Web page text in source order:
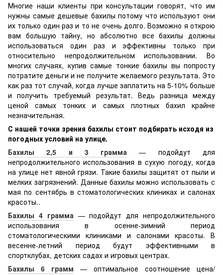
Многие наши клиенты при консультации говорят, что им
нужны самые дешевые бахилы потому что используют они
их только один раз и то не очень долго. Возможно я открою
вам большую тайну, но абсолютно все бахилы должны
использоваться один раз и эффективны только при
относительно непродолжительном использовании. Во
многих случаях, купив самые тонкие бахилы вы попросту
потратите деньги и не получите желаемого результата. Это
как раз тот случай, когда лучше заплатить на 5-10% больше
и получить требуемый результат. Ведь разница между
ценой самых тонких и самых плотных бахил крайне
незначительная.
С нашей точки зрения бахилы стоит подбирать исходя из
погодных условий на улице.
Бахилы 2,5 и 3 грамма — подойдут для
непродолжительного использования в сухую погоду, когда
на улице нет явной грязи. Такие бахилы защитят от пыли и
мелких загрязнений. Данные бахилы можно использовать с
мая по сентябрь в стоматологических клиниках и салонах
красоты..
Бахилы 4 грамма— подойдут для непродолжительного
использования в осенне-зимний период
стоматологическими клиниками и салонами красоты. В
весенне-летний период будут эффективными в
спортклубах, детских садах и игровых центрах.
Бахилы 6 грамм
— оптимальное соотношение цена/